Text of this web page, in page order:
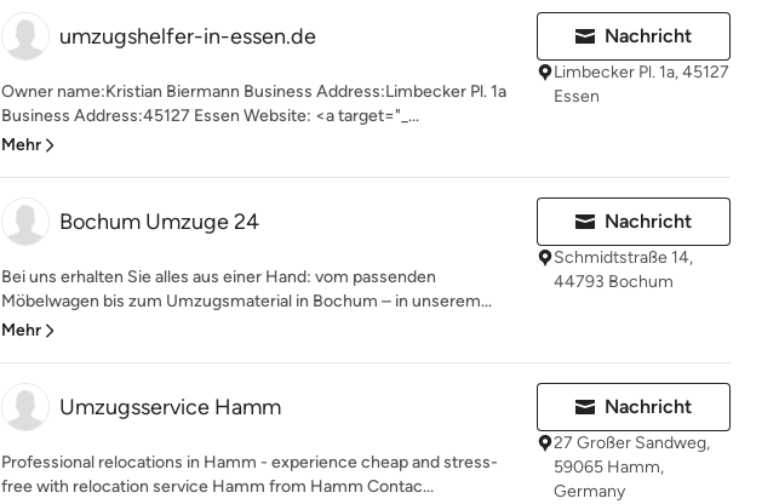
umzugshelfer-in-essen.de
Owner name:Kristian Biermann Business Address:Limbecker Pl. 1a
Business Address:45127 Essen Website: <a target="_...
Mehr
Nachricht
Limbecker Pl. 1a, 45127
Essen
Bochum Umzuge 24
Bei uns erhalten Sie alles aus einer Hand: vom passenden
Möbelwagen bis zum Umzugsmaterial in Bochum – in unserem...
Mehr
Nachricht
Schmidtstraße 14,
44793 Bochum
Umzugsservice Hamm
Professional relocations in Hamm - experience cheap and stress-
free with relocation service Hamm from Hamm Contac...
Nachricht
27 Großer Sandweg,
59065 Hamm,
Germany